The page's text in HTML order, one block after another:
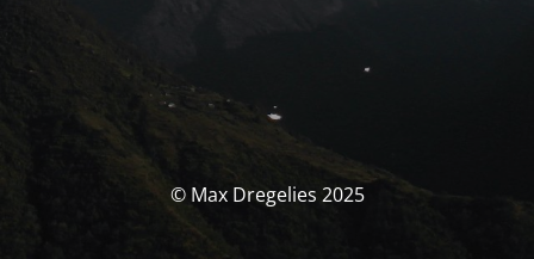
© Max Dregelies 2025